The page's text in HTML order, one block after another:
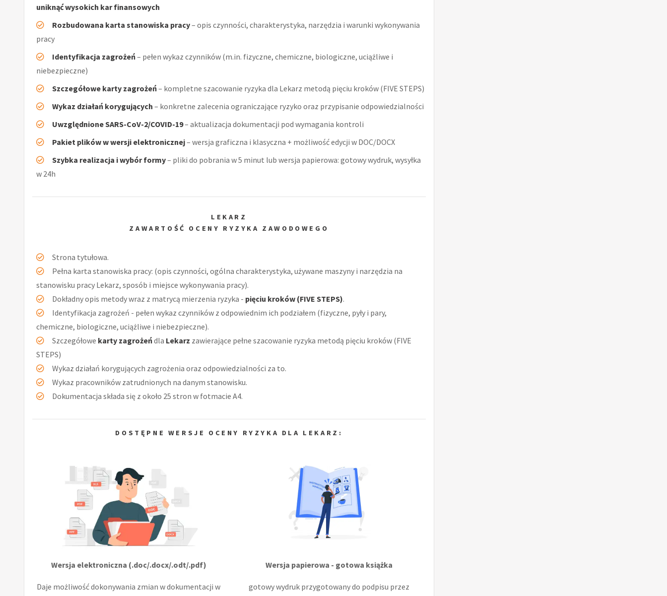
uniknąć wysokich kar finansowych
Rozbudowana karta stanowiska pracy– opis czynności, charakterystyka, narzędzia i warunki wykonywania
pracy
Identyfikacja zagrożeń– pełen wykaz czynników (m.in. fizyczne, chemiczne, biologiczne, uciążliwe i
niebezpieczne)
Szczegółowe karty zagrożeń– kompletne szacowanie ryzyka dla Lekarz metodą pięciu kroków (FIVE STEPS)
Wykaz działań korygujących – konkretne zalecenia ograniczające ryzyko oraz przypisanie odpowiedzialności
Uwzględnione SARS-CoV-2/COVID-19– aktualizacja dokumentacji pod wymagania kontroli
Pakiet plików w wersji elektronicznej– wersja graficzna i klasyczna + możliwość edycji w DOC/DOCX
Szybka realizacja i wybór formy– pliki do pobrania w 5 minut lub wersja papierowa: gotowy wydruk, wysyłka
w 24h
LEKARZ
ZAWARTOŚĆ OCENY RYZYKA ZAWODOWEGO
Strona tytułowa.
Pełna karta stanowiska pracy: (opis czynności, ogólna charakterystyka, używane maszyny i narzędzia na
stanowisku pracy Lekarz, sposób i miejsce wykonywania pracy).
Dokładny opis metody wraz z matrycą mierzenia ryzyka - pięciu kroków (FIVE STEPS).
Identyfikacja zagrożeń - pełen wykaz czynników z odpowiednim ich podziałem (fizyczne, pyły i pary,
chemiczne, biologiczne, uciążliwe i niebezpieczne).
Szczegółowe karty zagrożeńdla Lekarz zawierające pełne szacowanie ryzyka metodą pięciu kroków (FIVE
STEPS)
Wykaz działań korygujących zagrożenia oraz odpowiedzialności za to.
Wykaz pracowników zatrudnionych na danym stanowisku.
Dokumentacja składa się z około 25 stron w fotmacie A4.
DOSTĘPNE WERSJE OCENY RYZYKA DLA LEKARZ:
Wersja elektroniczna (.doc/.docx/.odt/.pdf)
Daje możliwość dokonywania zmian w dokumentacji w
Wersja papierowa - gotowa książka
gotowy wydruk przygotowany do podpisu przez